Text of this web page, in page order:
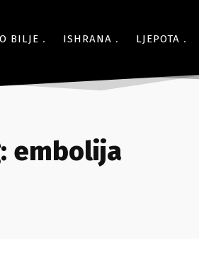
BILJE ISHRANA LJEPOTA
embolija